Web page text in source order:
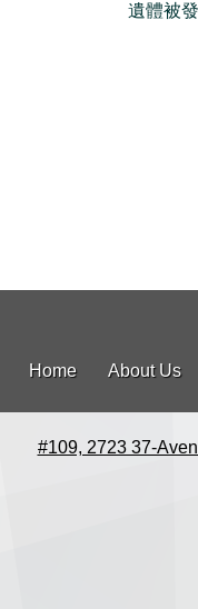
遺體被
Home About Us
#109, 2723 37-